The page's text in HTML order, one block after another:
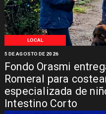
LOCAL
Fondo Orasmi
Romeral para
especializada de
Intestino Corto
5 DE AGOSTO DE 2026